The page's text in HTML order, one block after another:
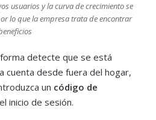
usuarios y la curva de crecimiento se
lo que la empresa trata de encontrar
detecte que se está
cuenta desde fuera del hogar,
un código de
inicio de sesión.